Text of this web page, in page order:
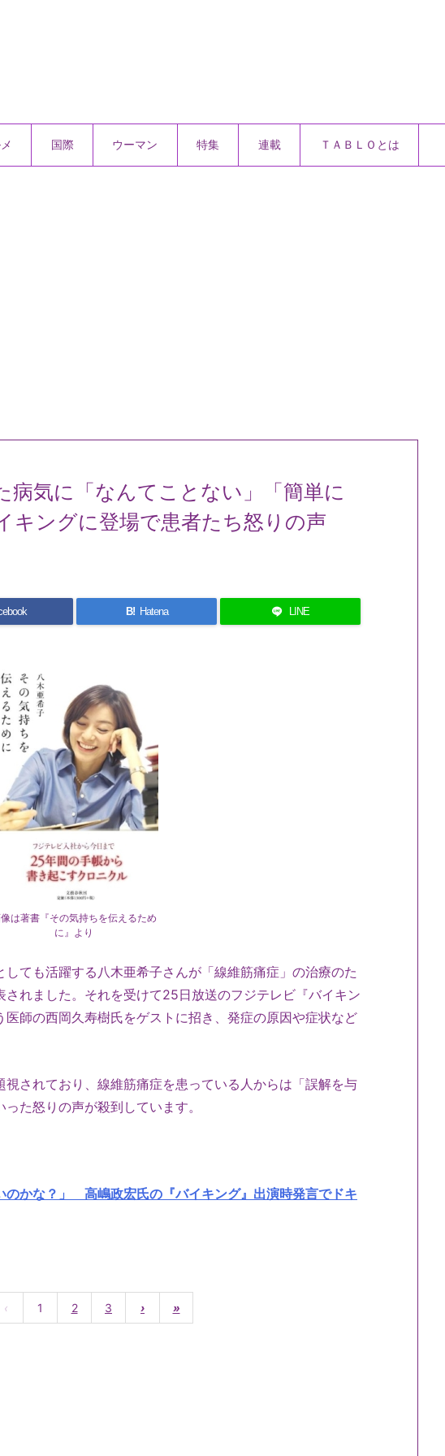
国際 ウーマン 特集 連載 ＴＡＢＬＯとは
病気に「なんてことない」「簡単に
キングに登場で患者たち怒りの声
B! Hatena LINE
は著書『その気持ちを伝えるため
に』より
ても活躍する八木亜希子さんが「線維筋痛症」の治療のた
れました。それを受けて25日放送のフジテレビ『バイキン
師の西岡久寿樹氏をゲストに招き、発症の原因や症状など
視されており、線維筋痛症を患っている人からは「誤解を与
た怒りの声が殺到しています。
のかな？」 高嶋政宏氏の『バイキング』出演時発言でドキ
‹ 1 2 3 › »